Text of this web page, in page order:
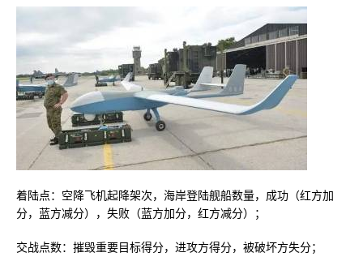
着陆点：空降飞机起降架次，海岸登陆舰船数量，成功（红方加
分，蓝方减分），失败（蓝方加分，红方减分）；
交战点数：摧毁重要目标得分，进攻方得分，被破坏方失分；